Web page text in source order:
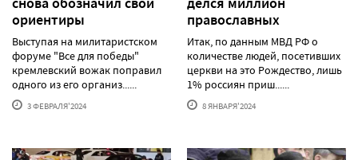
ориентиры
Выступая на милитаристском
форуме "Все для победы"
кремлевский вожак поправил
одного из его организ......
3 ФЕВРАЛЯ'2024
православных
Итак, по данным МВД РФ о
количестве людей, посетивших
церкви на это Рождество, лишь
1% россиян приш......
8 ЯНВАРЯ'2024